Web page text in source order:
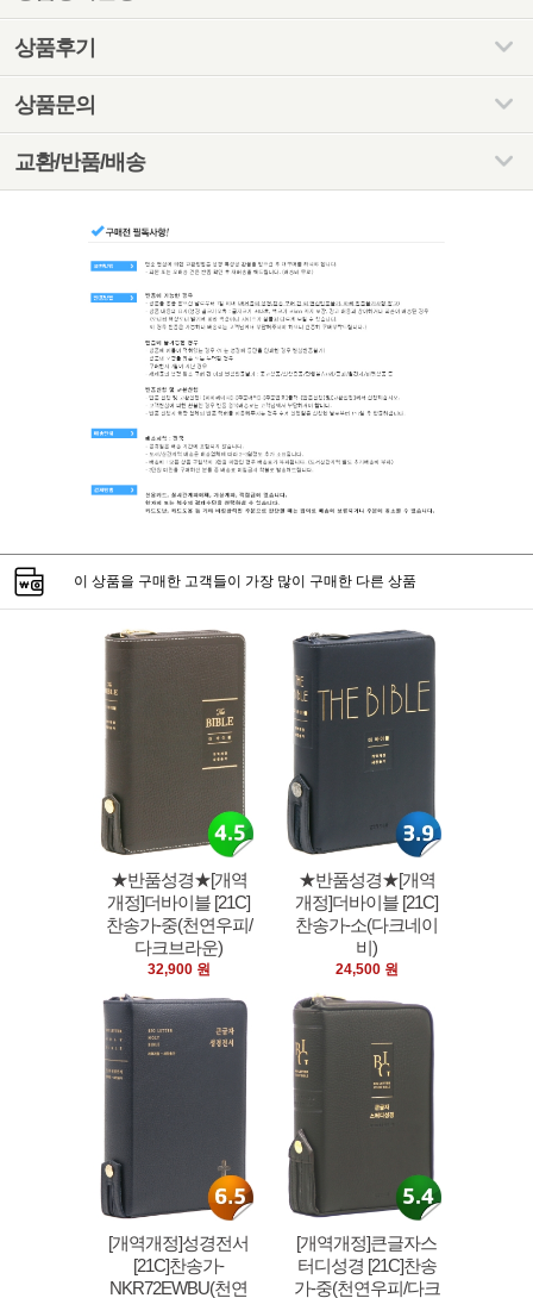
상품후기
상품문의
교환/반품/배송
이 상품을 구매한 고객들이 가장 많이 구매한 다른 상품
★반품성경★[개역
개정]더바이블 [21C]
찬송가-중(천연우피/
다크브라운)
32,900 원
★반품성경★[개역
개정]더바이블 [21C]
찬송가-소(다크네이
비)
24,500 원
[개역개정]성경전서
[21C]찬송가-
NKR72EWBU(천연
[개역개정]큰글자스
터디성경 [21C]찬송
가-중(천연우피/다크